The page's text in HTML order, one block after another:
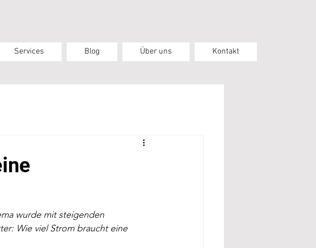
Services Blog Über uns Kontakt
wurde mit steigenden
Wie viel Strom braucht eine